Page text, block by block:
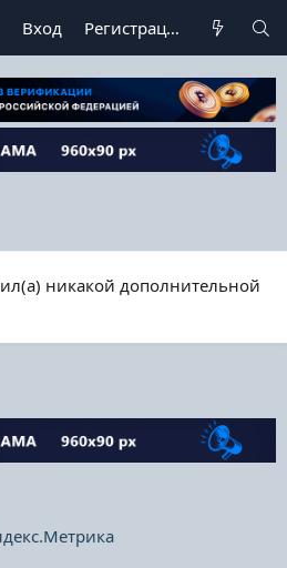
Вход Регистрация
никакой дополнительной